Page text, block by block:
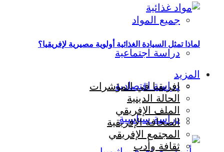
جميع المواد
دراسة اجتماعية
دراسة اقتصادية
دراسة سياسية
لماذا تمثل السيادة الغذائية أولوية مصيرية لإفريقيا؟
المزيد
إفريقيا في المؤشرات
الحالة الدينية
الملف الإفريقي
الصحافة الإفريقية
المجتمع الإفريقي
ثقافة وأدب